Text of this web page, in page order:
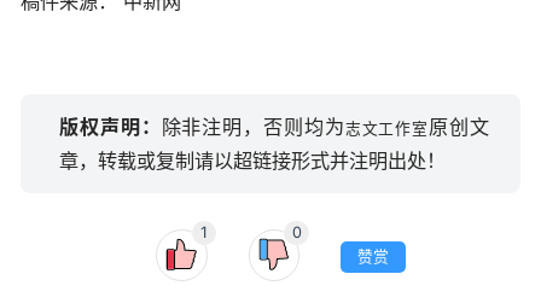
版权声明： 除非注明，否则均为志文工作室 原创文
章，转载或复制请以超链接形式并注明出处！
1
0
赞赏